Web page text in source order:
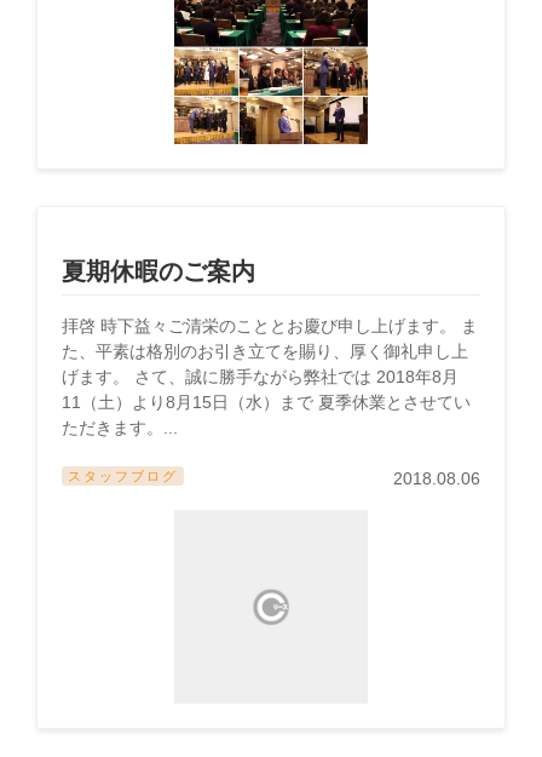
夏期休暇のご案内
拝啓 時下益々ご清栄のこととお慶び申し上げます。 ま
た、平素は格別のお引き立てを賜り、厚く御礼申し上
げます。 さて、誠に勝手ながら弊社では 2018年8月
11（土）より8月15日（水）まで 夏季休業とさせてい
ただきます。...
スタッフブログ 2018.08.06